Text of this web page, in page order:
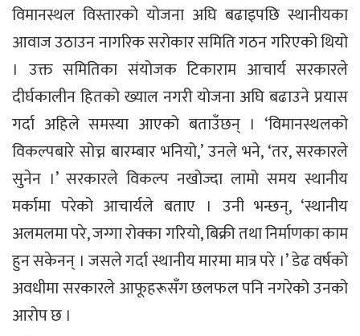
विमानस्थल विस्तारको योजना अघि बढाइपछि स्थानीयका
आवाज उठाउन नागरिक सरोकार समिति गठन गरिएको थियो
। उक्त समितिका संयोजक टिकाराम आचार्य सरकारले
दीर्घकालीन हितको ख्याल नगरी योजना अघि बढाउने प्रयास
गर्दा अहिले समस्या आएको बताउँछन् । ‘विमानस्थलको
विकल्पबारे सोच्न बारम्बार भनियो,’ उनले भने, ‘तर, सरकारले
सुनेन ।’ सरकारले विकल्प नखोज्दा लामो समय स्थानीय
मर्कामा परेको आचार्यले बताए । उनी भन्छन्, ‘स्थानीय
अलमलमा परे, जग्गा रोक्का गरियो, बिक्री तथा निर्माणका काम
हुन सकेनन् । जसले गर्दा स्थानीय मारमा मात्र परे ।’ डेढ वर्षको
अवधीमा सरकारले आफूहरूसँग छलफल पनि नगरेको उनको
आरोप छ ।